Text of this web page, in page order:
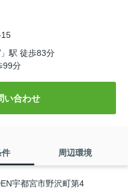
」駅 徒歩83分
99分
い合わせ
件 周辺環境
宇都宮市野沢町第4